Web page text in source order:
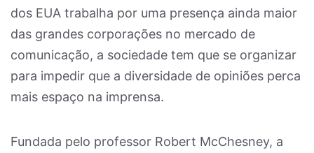
dos EUA trabalha por uma presença ainda maior
das grandes corporações no mercado de
comunicação, a sociedade tem que se organizar
para impedir que a diversidade de opiniões perca
mais espaço na imprensa.
Fundada pelo professor Robert McChesney, a